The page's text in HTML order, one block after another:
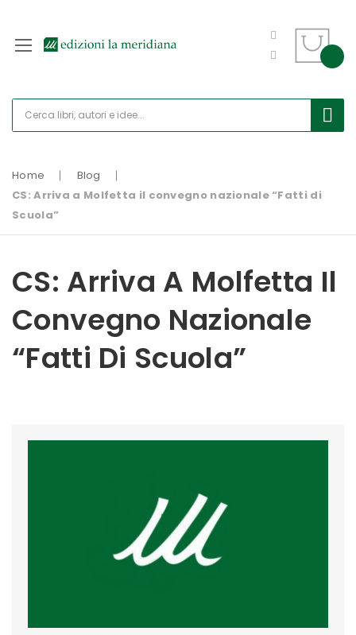
Home
Blog
CS: Arriva a Molfetta il convegno nazionale “Fatti di
Scuola”
CS: Arriva A Molfetta Il
Convegno Nazionale
“Fatti Di Scuola”